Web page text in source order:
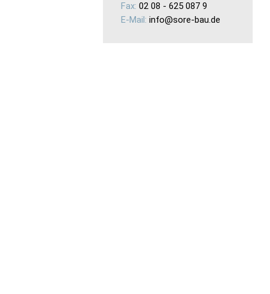
Fax: 02 08 - 625 087 9
E-Mail: info@sore-bau.de